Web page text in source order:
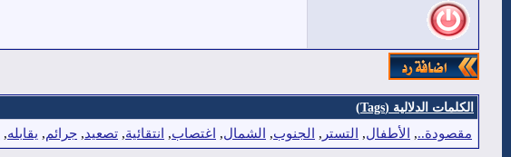
الكلمات الدلالية (Tags)
مقصودة.., الأطفال, التستر , الجنوب, الشمال, اغتصاب, انتقائية, تصعيد, جرائم, يقابله,